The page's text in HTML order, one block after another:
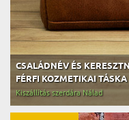
CSALÁDNÉV ÉS
FÉRFI KOZMETIKAI TÁSKA
Kiszállítás szerdára Nálad